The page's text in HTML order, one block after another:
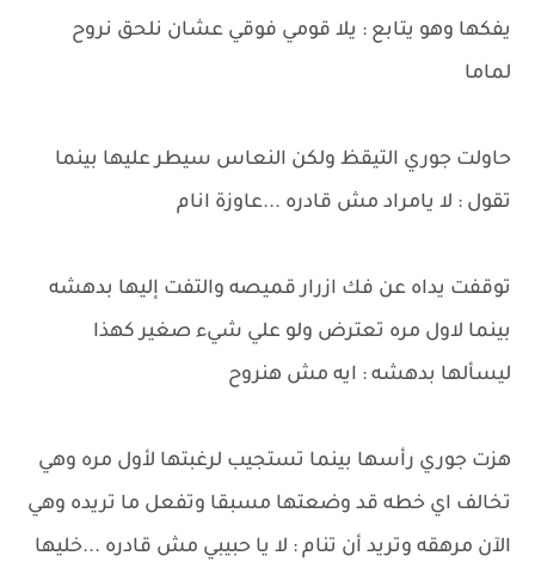
يفكها وهو يتابع : يلا قومي فوقي عشان نلحق نروح
لماما
حاولت جوري التيقظ ولكن النعاس سيطر عليها بينما
تقول : لا يامراد مش قادره ...عاوزة انام
توقفت يداه عن فك ازرار قميصه والتفت إليها بدهشه
بينما لاول مره تعترض ولو علي شيء صغير كهذا
ليسألها بدهشه : ايه مش هنروح
هزت جوري رأسها بينما تستجيب لرغبتها لأول مره وهي
تخالف اي خطه قد وضعتها مسبقا وتفعل ما تريده وهي
الآن مرهقه وتريد أن تنام : لا يا حبيبي مش قادره ...خليها